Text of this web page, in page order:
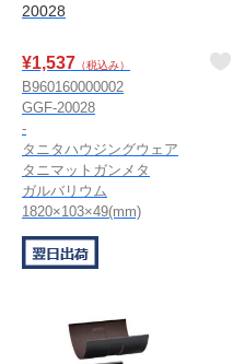
20028
¥1,537 （税込み）
B960160000002
GGF-20028
-
タニタハウジングウェア
タニマットガンメタ
ガルバリウム
1820×103×49(mm)